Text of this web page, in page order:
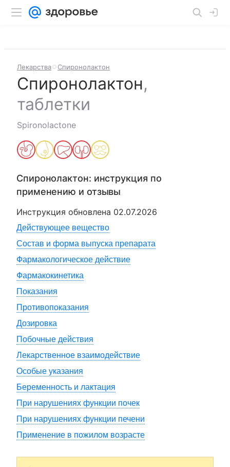
Лекарства Спиронолактон
Спиронолактон,
таблетки
Spironolactone
Спиронолактон: инструкция по
применению и отзывы
Инструкция обновлена 02.07.2026
Действующее вещество
Состав и форма выпуска препарата
Фармакологическое действие
Фармакокинетика
Показания
Противопоказания
Дозировка
Побочные действия
Лекарственное взаимодействие
Особые указания
Беременность и лактация
При нарушениях функции почек
При нарушениях функции печени
Применение в пожилом возрасте